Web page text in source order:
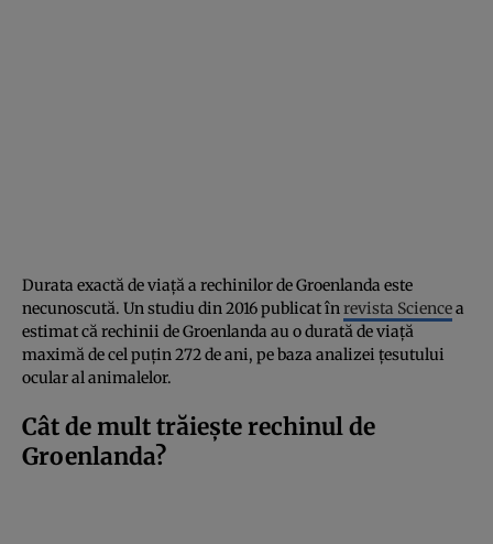
Durata exactă de viață a rechinilor de Groenlanda este
necunoscută. Un studiu din 2016 publicat înrevista Sciencea
estimat că rechinii de Groenlanda au o durată de viață
maximă de cel puțin 272 de ani, pe baza analizei țesutului
ocular al animalelor.
Cât de mult trăiește rechinul de
Groenlanda?